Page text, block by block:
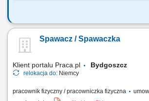
Twój zakres obowiązków: Udział w produkcji
Wykonywanie prac betonowych zgodnie z
budowie szalunków i zbrojeniu; Zapewnienie
Spawacz / Spawaczka
Klient portalu Praca.pl Bydgoszcz
relokacja do: Niemcy
pracownik fizyczny / pracowniczka fizyczna